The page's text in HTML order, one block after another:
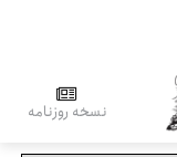
نسخه روزنامه